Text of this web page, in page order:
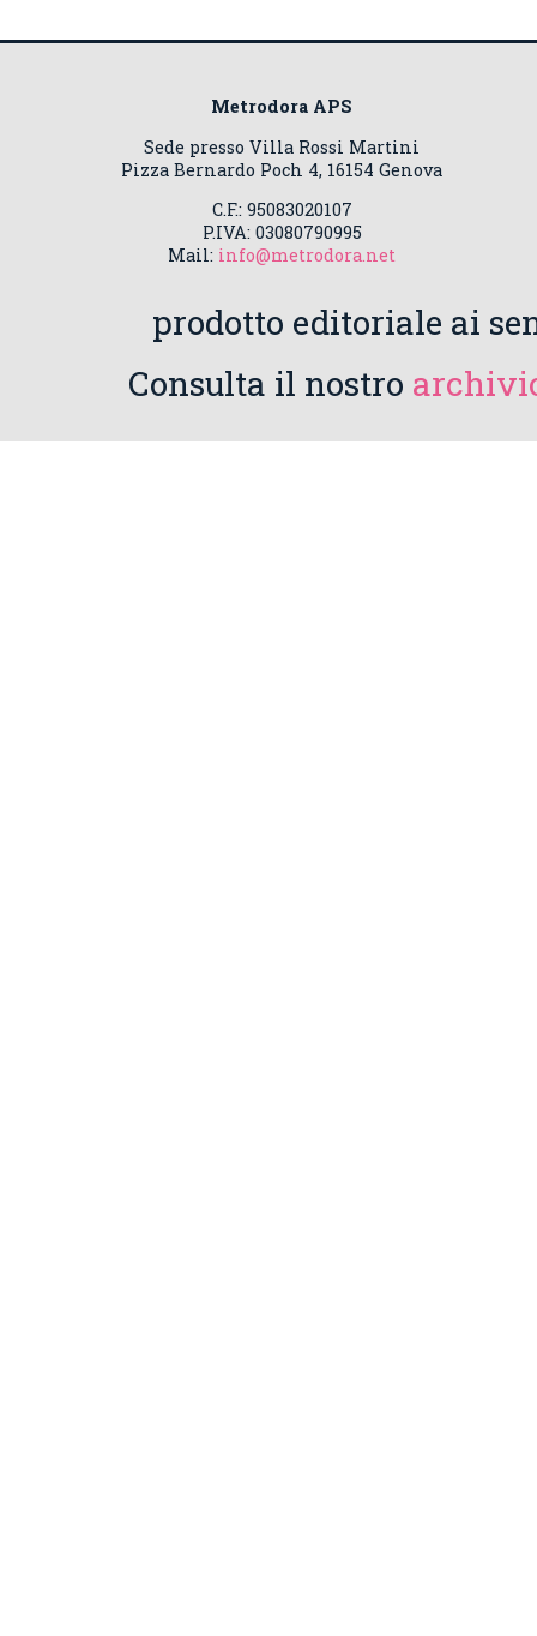
Metrodora APS
Sede presso Villa Rossi Martini
Pizza Bernardo Poch 4, 16154 Genova
C.F.: 95083020107
P.IVA: 03080790995
Mail: info@metrodora.net
prodotto editoriale ai
Consulta il nostro